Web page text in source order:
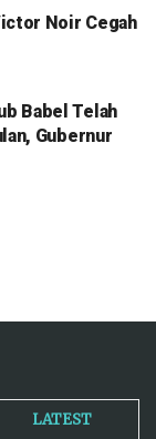
Noir Cegah
Babel Telah
Gubernur
LATEST